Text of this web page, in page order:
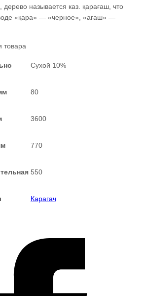
дерево называется каз. қарағаш, что
«қара» — «черное», «ағаш» —
товара
Сухой 10%
80
3600
770
550
Карагач